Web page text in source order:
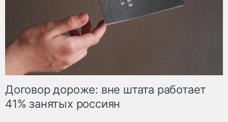
Договор дороже: вне штата работает
41% занятых россиян